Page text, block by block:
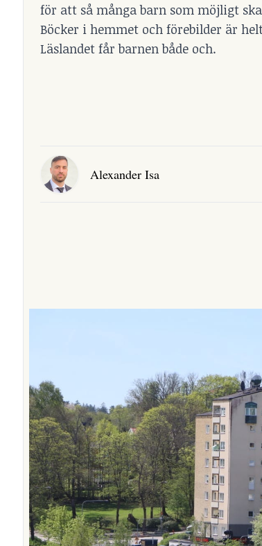
för att så många barn som möjligt
Böcker i hemmet och förebilder är
Läslandet får barnen både och.
Alexander Isa